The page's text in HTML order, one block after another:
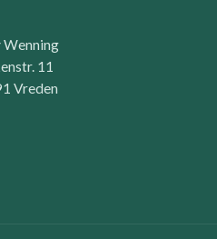
Wenning
11
Vreden